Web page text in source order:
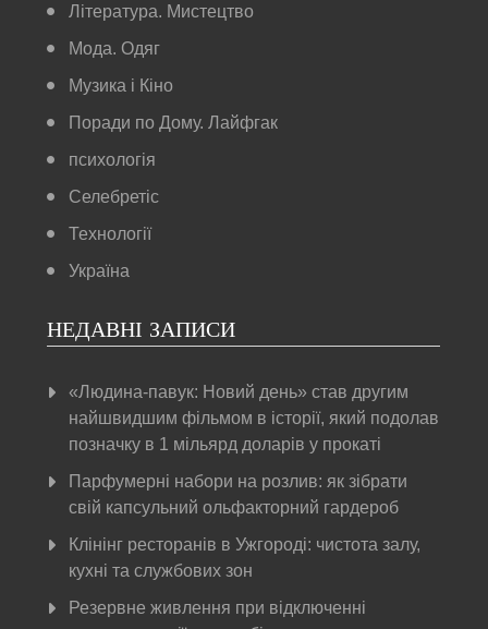
Література. Мистецтво
Мода. Одяг
Музика і Кіно
Поради по Дому. Лайфгак
психологія
Селебретіс
Технології
Україна
НЕДАВНІ ЗАПИСИ
«Людина-павук: Новий день» став другим
найшвидшим фільмом в історії, який подолав
позначку в 1 мільярд доларів у прокаті
Парфумерні набори на розлив: як зібрати
свій капсульний ольфакторний гардероб
Клінінг ресторанів в Ужгороді: чистота залу,
кухні та службових зон
Резервне живлення при відключенні